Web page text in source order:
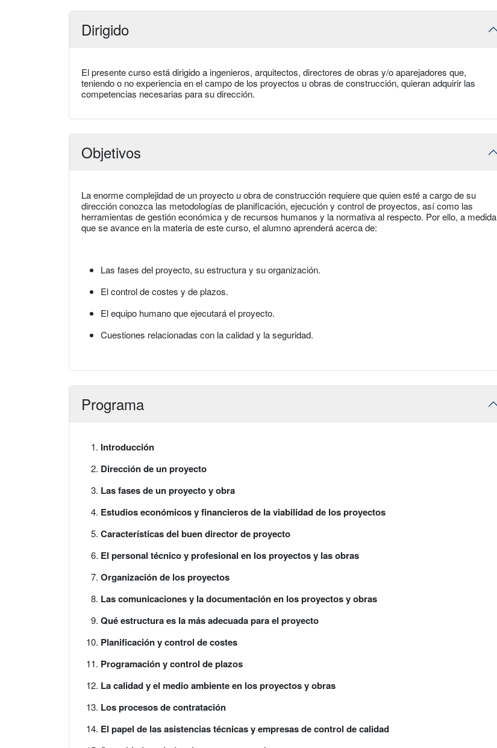
Dirigido
El presente curso está dirigido a ingenieros, arquitectos, directores de obras y/o aparejadores que,
teniendo o no experiencia en el campo de los proyectos u obras de construcción, quieran adquirir las
competencias necesarias para su dirección.
Objetivos
La enorme complejidad de un proyecto u obra de construcción requiere que quien esté a cargo de su
dirección conozca las metodologías de planificación, ejecución y control de proyectos, así como las
herramientas de gestión económica y de recursos humanos y la normativa al respecto. Por ello, a medida
que se avance en la materia de este curso, el alumno aprenderá acerca de:
Las fases del proyecto, su estructura y su organización.
El control de costes y de plazos.
El equipo humano que ejecutará el proyecto.
Cuestiones relacionadas con la calidad y la seguridad.
Programa
Introducción
Dirección de un proyecto
Las fases de un proyecto y obra
Estudios económicos y financieros de la viabilidad de los proyectos
Características del buen director de proyecto
El personal técnico y profesional en los proyectos y las obras
Organización de los proyectos
Las comunicaciones y la documentación en los proyectos y obras
Qué estructura es la más adecuada para el proyecto
Planificación y control de costes
Programación y control de plazos
La calidad y el medio ambiente en los proyectos y obras
Los procesos de contratación
El papel de las asistencias técnicas y empresas de control de calidad